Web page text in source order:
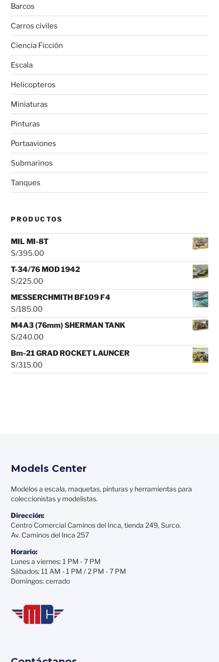
Barcos
Carros civiles
Ciencia Ficción
Escala
Helicopteros
Miniaturas
Pinturas
Portaaviones
Submarinos
Tanques
PRODUCTOS
MIL MI-8T
S/395.00
T-34/76 MOD 1942
S/225.00
MESSERCHMITH BF109 F4
S/185.00
M4A3 (76mm) SHERMAN TANK
S/240.00
Bm-21 GRAD ROCKET LAUNCER
S/315.00
Models Center
Modelos a escala, maquetas, pinturas y herramientas para
coleccionistas y modelistas.
Dirección:
Centro Comercial Caminos del Inca, tienda 249, Surco.
Av. Caminos del Inca 257
Horario:
Lunes a viernes: 1 PM - 7 PM
Sábados: 11 AM - 1 PM / 2 PM - 7 PM
Domingos: cerrado